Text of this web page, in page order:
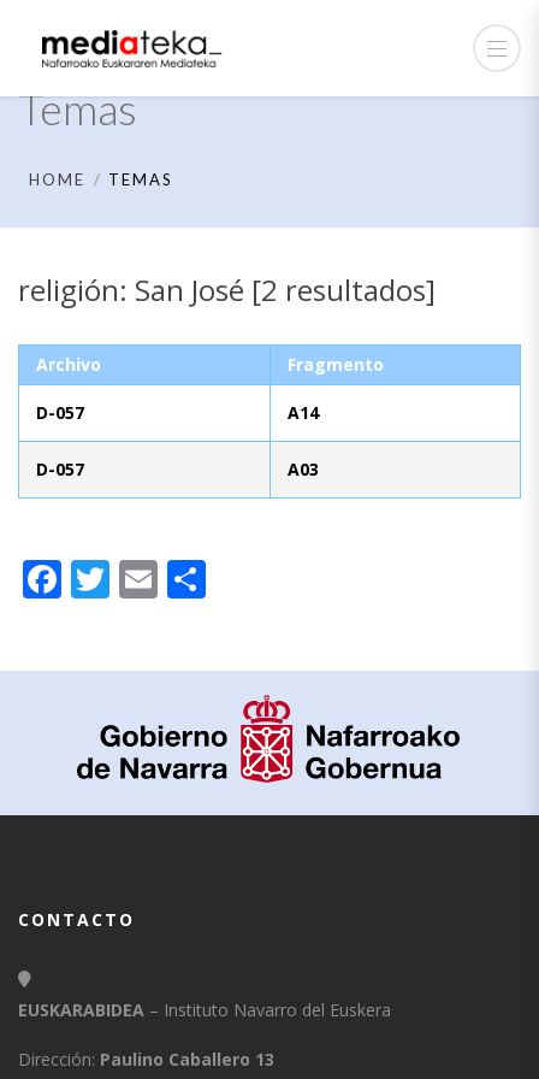
Temas
HOME TEMAS
religión: San José [2 resultados]
Archivo Fragmento
D-057 A14
D-057 A03
Facebook
Twitter
Email
CONTACTO
EUSKARABIDEA – Instituto Navarro del Euskera
Dirección: Paulino Caballero 13